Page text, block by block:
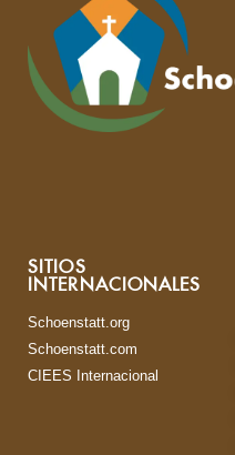
SITIOS
INTERNACIONALES
Schoenstatt.org
Schoenstatt.com
CIEES Internacional